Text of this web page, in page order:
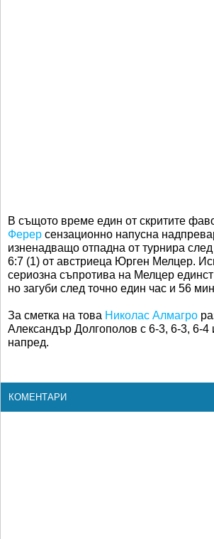
В същото време един от скритите
Ферер сензационно напусна
изненадващо отпадна от турнира след
6:7 (1) от австриеца Юрген Мелцер.
сериозна съпротива на Мелцер
но загуби след точно един час и 56
За сметка на това Николас Алмагро
Александър Долгополов с 6-3, 6-3, 6-
напред.
КОМЕНТАРИ